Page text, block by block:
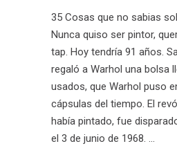
35 Cosas que no sabias
Nunca quiso ser pintor,
tap. Hoy tendría 91 años.
regaló a Warhol una bolsa
usados, que Warhol puso
cápsulas del tiempo. El
había pintado, fue
el 3 de junio de 1968.